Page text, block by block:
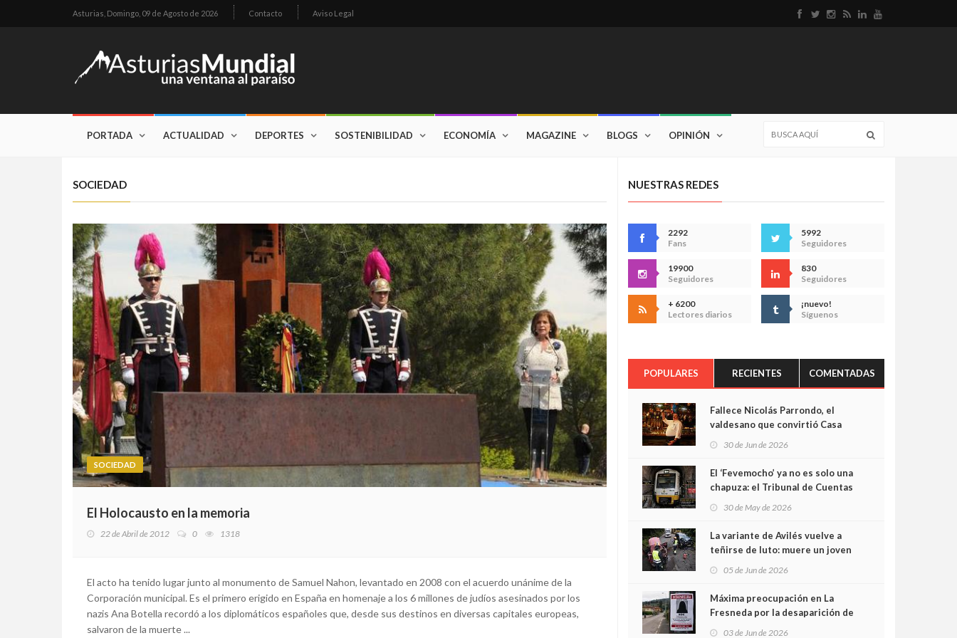
Asturias, Domingo, 09 de Agosto de 2026 Contacto Aviso Legal
PORTADA ACTUALIDAD DEPORTES SOSTENIBILIDAD ECONOMÍA MAGAZINE BLOGS OPINIÓN
SOCIEDAD
SOCIEDAD
El Holocausto en la memoria
22 de Abril de 2012 0 1318
El acto ha tenido lugar junto al monumento de Samuel Nahon, levantado en 2008 con el acuerdo unánime de la
Corporación municipal. Es el primero erigido en España en homenaje a los 6 millones de judíos asesinados por los
nazis Ana Botella recordó a los diplomáticos españoles que, desde sus destinos en diversas capitales europeas,
salvaron de la muerte ...
NUESTRAS REDES
2292
Fans
5992
Seguidores
19900
Seguidores
830
Seguidores
+ 6200
Lectores diarios
¡nuevo!
Síguenos
POPULARES RECIENTES COMENTADAS
Fallece Nicolás Parrondo, el
valdesano que convirtió Casa
30 de Jun de 2026
El ‘Fevemocho’ ya no es solo una
chapuza: el Tribunal de Cuentas
sobrecoste de los trenes que no
cabían por los túneles
30 de May de 2026
La variante de Avilés vuelve a
teñirse de luto: muere un joven
05 de Jun de 2026
Máxima preocupación en La
Fresneda por la desaparición de
03 de Jun de 2026